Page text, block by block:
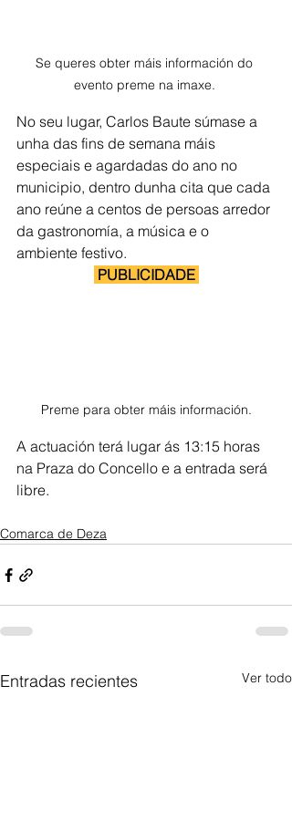
Se queres obter máis información do
evento preme na imaxe.
No seu lugar, Carlos Baute súmase a
unha das fins de semana máis
especiais e agardadas do ano no
municipio, dentro dunha cita que cada
ano reúne a centos de persoas arredor
da gastronomía, a música e o
ambiente festivo.
PUBLICIDADE
Preme para obter máis información.
A actuación terá lugar ás 13:15 horas
na Praza do Concello e a entrada será
libre.
Comarca de Deza
Entradas recientes Ver todo